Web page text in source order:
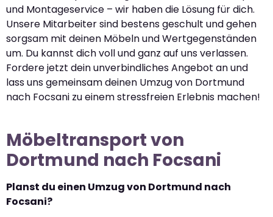
und Montageservice – wir haben die Lösung für dich.
Unsere Mitarbeiter sind bestens geschult und gehen
sorgsam mit deinen Möbeln und Wertgegenständen
um. Du kannst dich voll und ganz auf uns verlassen.
Fordere jetzt dein unverbindliches Angebot an und
lass uns gemeinsam deinen Umzug von Dortmund
nach Focsani zu einem stressfreien Erlebnis machen!
Möbeltransport von
Dortmund nach Focsani
Planst du einen Umzug von Dortmund nach
Focsani?